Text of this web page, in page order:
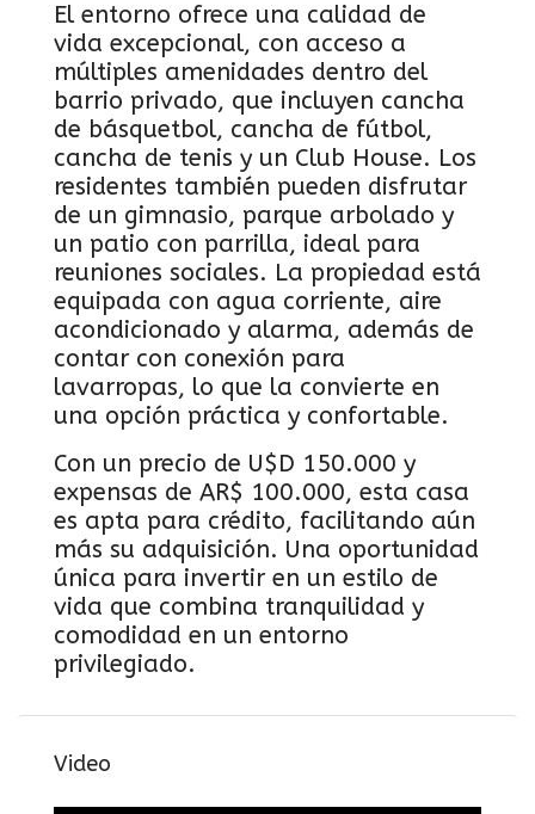
El entorno ofrece una calidad de
vida excepcional, con acceso a
múltiples amenidades dentro del
barrio privado, que incluyen cancha
de básquetbol, cancha de fútbol,
cancha de tenis y un Club House. Los
residentes también pueden disfrutar
de un gimnasio, parque arbolado y
un patio con parrilla, ideal para
reuniones sociales. La propiedad está
equipada con agua corriente, aire
acondicionado y alarma, además de
contar con conexión para
lavarropas, lo que la convierte en
una opción práctica y confortable.
Con un precio de U$D 150.000 y
expensas de AR$ 100.000, esta casa
es apta para crédito, facilitando aún
más su adquisición. Una oportunidad
única para invertir en un estilo de
vida que combina tranquilidad y
comodidad en un entorno
privilegiado.
Video